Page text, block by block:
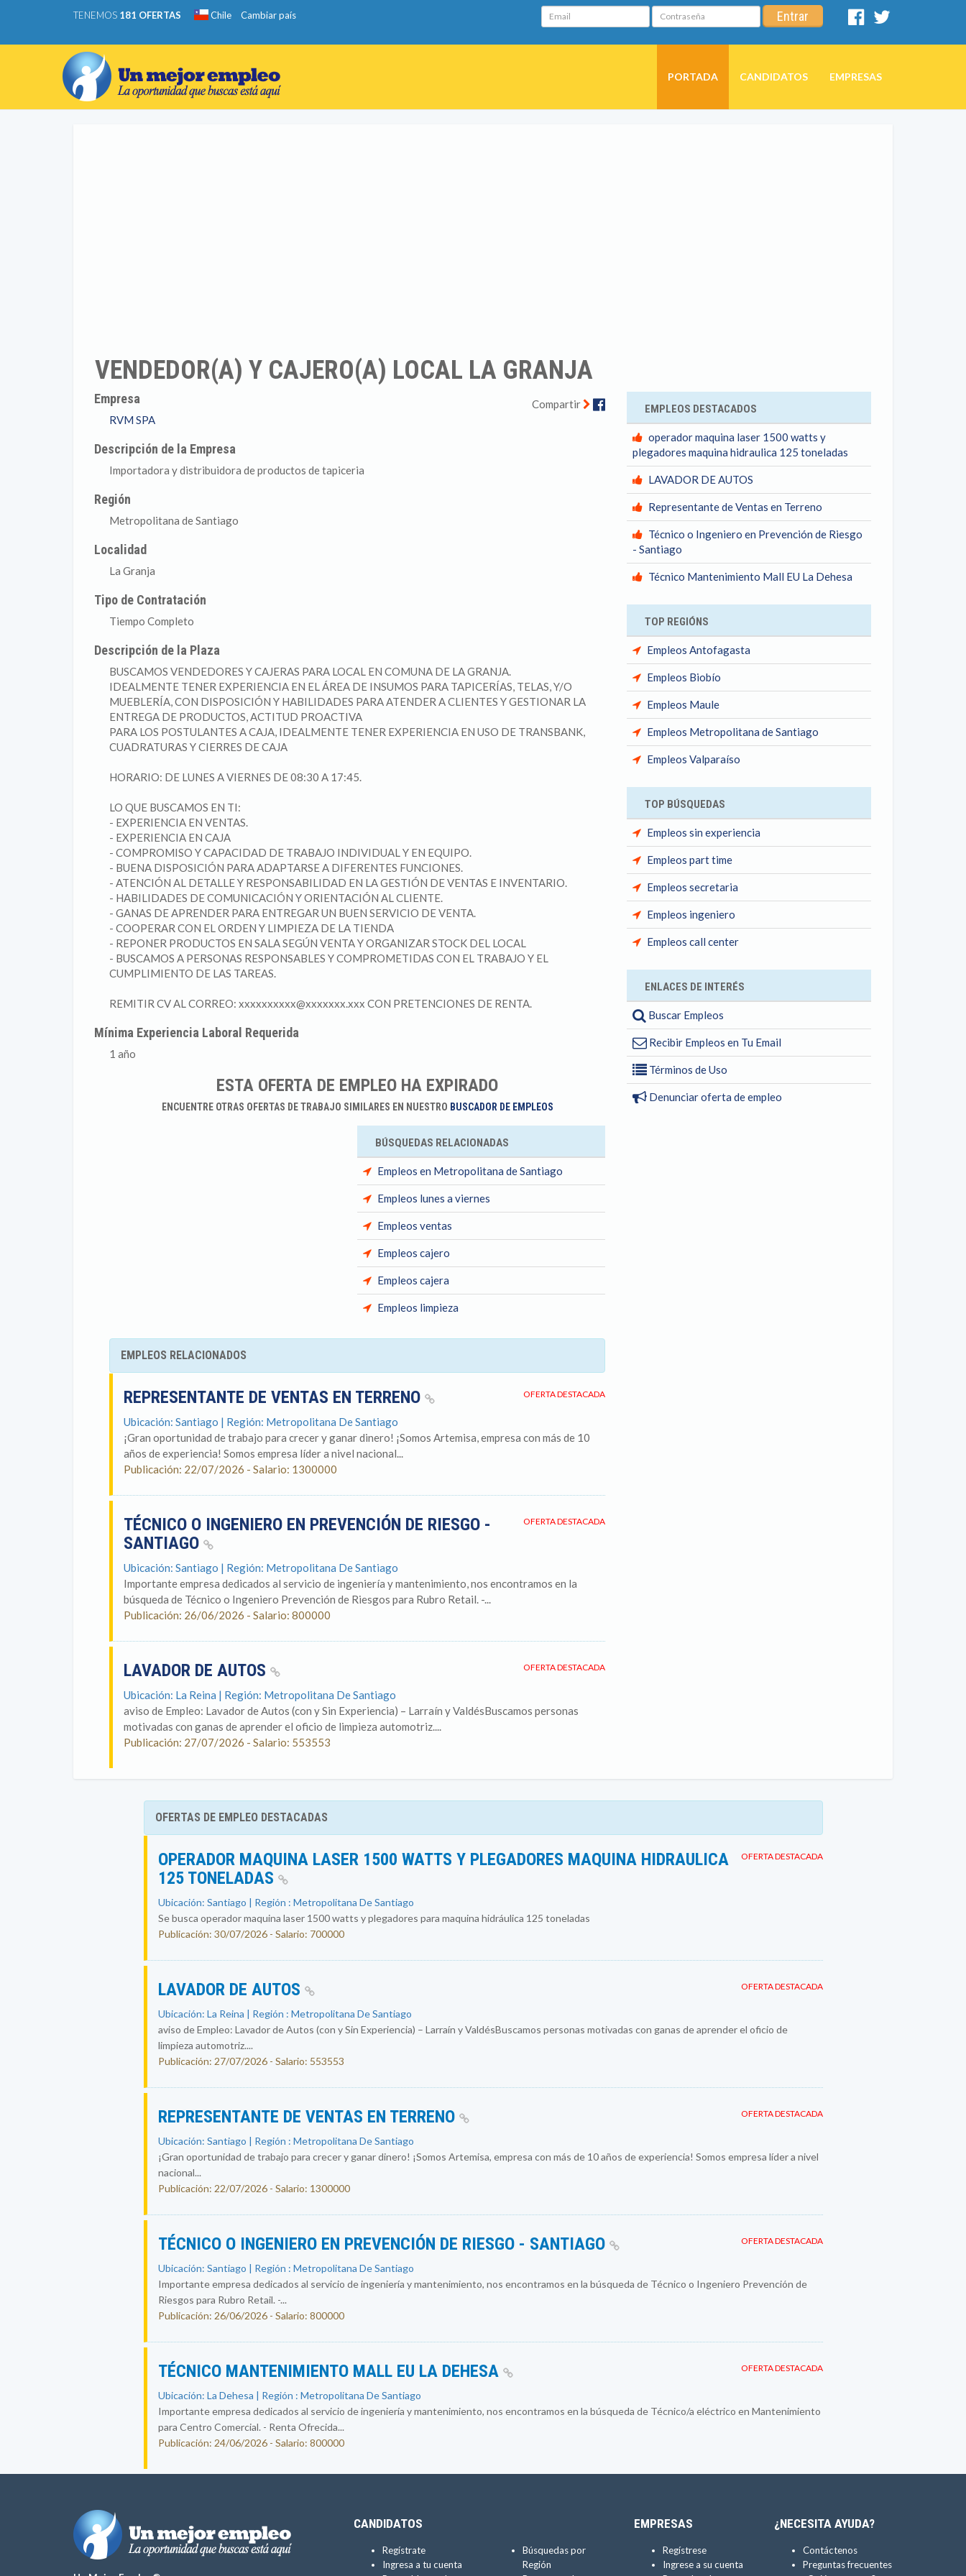
TENEMOS 181 OFERTAS Chile Cambiar país Email Contraseña Entrar
Facebook
PORTADA CANDIDATOS EMPRESAS
VENDEDOR(A) Y CAJERO(A) LOCAL LA GRANJA
Compartir Facebook
Empresa
RVM SPA
Descripción de la Empresa
Importadora y distribuidora de productos de tapiceria
Región
Metropolitana de Santiago
Localidad
La Granja
Tipo de Contratación
Tiempo Completo
Descripción de la Plaza
BUSCAMOS VENDEDORES Y CAJERAS PARA LOCAL EN COMUNA DE LA GRANJA.
IDEALMENTE TENER EXPERIENCIA EN EL ÁREA DE INSUMOS PARA TAPICERÍAS, TELAS, Y/O
MUEBLERÍA, CON DISPOSICIÓN Y HABILIDADES PARA ATENDER A CLIENTES Y GESTIONAR LA
ENTREGA DE PRODUCTOS, ACTITUD PROACTIVA
PARA LOS POSTULANTES A CAJA, IDEALMENTE TENER EXPERIENCIA EN USO DE TRANSBANK,
CUADRATURAS Y CIERRES DE CAJA
HORARIO: DE LUNES A VIERNES DE 08:30 A 17:45.
LO QUE BUSCAMOS EN TI:
- EXPERIENCIA EN VENTAS.
- EXPERIENCIA EN CAJA
- COMPROMISO Y CAPACIDAD DE TRABAJO INDIVIDUAL Y EN EQUIPO.
- BUENA DISPOSICIÓN PARA ADAPTARSE A DIFERENTES FUNCIONES.
- ATENCIÓN AL DETALLE Y RESPONSABILIDAD EN LA GESTIÓN DE VENTAS E INVENTARIO.
- HABILIDADES DE COMUNICACIÓN Y ORIENTACIÓN AL CLIENTE.
- GANAS DE APRENDER PARA ENTREGAR UN BUEN SERVICIO DE VENTA.
- COOPERAR CON EL ORDEN Y LIMPIEZA DE LA TIENDA
- REPONER PRODUCTOS EN SALA SEGÚN VENTA Y ORGANIZAR STOCK DEL LOCAL
- BUSCAMOS A PERSONAS RESPONSABLES Y COMPROMETIDAS CON EL TRABAJO Y EL
CUMPLIMIENTO DE LAS TAREAS.
REMITIR CV AL CORREO: xxxxxxxxxx@xxxxxxx.xxx CON PRETENCIONES DE RENTA.
Mínima Experiencia Laboral Requerida
1 año
ESTA OFERTA DE EMPLEO HA EXPIRADO
ENCUENTRE OTRAS OFERTAS DE TRABAJO SIMILARES EN NUESTRO BUSCADOR DE EMPLEOS
BÚSQUEDAS RELACIONADAS
Empleos en Metropolitana de Santiago
Empleos lunes a viernes
Empleos ventas
Empleos cajero
Empleos cajera
Empleos limpieza
EMPLEOS RELACIONADOS
OFERTA DESTACADA
REPRESENTANTE DE VENTAS EN TERRENO
Ubicación: Santiago | Región: Metropolitana De Santiago
¡Gran oportunidad de trabajo para crecer y ganar dinero! ¡Somos Artemisa, empresa con más de 10
años de experiencia! Somos empresa líder a nivel nacional...
Publicación: 22/07/2026 - Salario: 1300000
OFERTA DESTACADA
TÉCNICO O INGENIERO EN PREVENCIÓN DE RIESGO -
SANTIAGO
Ubicación: Santiago | Región: Metropolitana De Santiago
Importante empresa dedicados al servicio de ingeniería y mantenimiento, nos encontramos en la
búsqueda de Técnico o Ingeniero Prevención de Riesgos para Rubro Retail. -...
Publicación: 26/06/2026 - Salario: 800000
OFERTA DESTACADA
LAVADOR DE AUTOS
Ubicación: La Reina | Región: Metropolitana De Santiago
aviso de Empleo: Lavador de Autos (con y Sin Experiencia) – Larraín y ValdésBuscamos personas
motivadas con ganas de aprender el oficio de limpieza automotriz....
Publicación: 27/07/2026 - Salario: 553553
EMPLEOS DESTACADOS
operador maquina laser 1500 watts y
plegadores maquina hidraulica 125 toneladas
LAVADOR DE AUTOS
Representante de Ventas en Terreno
Técnico o Ingeniero en Prevención de Riesgo
- Santiago
Técnico Mantenimiento Mall EU La Dehesa
TOP REGIÓNS
Empleos Antofagasta
Empleos Biobío
Empleos Maule
Empleos Metropolitana de Santiago
Empleos Valparaíso
TOP BÚSQUEDAS
Empleos sin experiencia
Empleos part time
Empleos secretaria
Empleos ingeniero
Empleos call center
ENLACES DE INTERÉS
Buscar Empleos
Recibir Empleos en Tu Email
Términos de Uso
Denunciar oferta de empleo
OFERTAS DE EMPLEO DESTACADAS
OFERTA DESTACADA
OPERADOR MAQUINA LASER 1500 WATTS Y PLEGADORES MAQUINA HIDRAULICA
125 TONELADAS
Ubicación: Santiago | Región : Metropolitana De Santiago
Se busca operador maquina laser 1500 watts y plegadores para maquina hidráulica 125 toneladas
Publicación: 30/07/2026 - Salario: 700000
OFERTA DESTACADA
LAVADOR DE AUTOS
Ubicación: La Reina | Región : Metropolitana De Santiago
aviso de Empleo: Lavador de Autos (con y Sin Experiencia) – Larraín y ValdésBuscamos personas motivadas con ganas de aprender el oficio de
limpieza automotriz....
Publicación: 27/07/2026 - Salario: 553553
OFERTA DESTACADA
REPRESENTANTE DE VENTAS EN TERRENO
Ubicación: Santiago | Región : Metropolitana De Santiago
¡Gran oportunidad de trabajo para crecer y ganar dinero! ¡Somos Artemisa, empresa con más de 10 años de experiencia! Somos empresa líder a nivel
nacional...
Publicación: 22/07/2026 - Salario: 1300000
OFERTA DESTACADA
TÉCNICO O INGENIERO EN PREVENCIÓN DE RIESGO - SANTIAGO
Ubicación: Santiago | Región : Metropolitana De Santiago
Importante empresa dedicados al servicio de ingeniería y mantenimiento, nos encontramos en la búsqueda de Técnico o Ingeniero Prevención de
Riesgos para Rubro Retail. -...
Publicación: 26/06/2026 - Salario: 800000
OFERTA DESTACADA
TÉCNICO MANTENIMIENTO MALL EU LA DEHESA
Ubicación: La Dehesa | Región : Metropolitana De Santiago
Importante empresa dedicados al servicio de ingeniería y mantenimiento, nos encontramos en la búsqueda de Técnico/a eléctrico en Mantenimiento
para Centro Comercial. - Renta Ofrecida...
Publicación: 24/06/2026 - Salario: 800000
CANDIDATOS
Regístrate
Ingresa a tu cuenta
Búsquedas por
Región
EMPRESAS
Regístrese
Ingrese a su cuenta
¿NECESITA AYUDA?
Contáctenos
Preguntas frecuentes